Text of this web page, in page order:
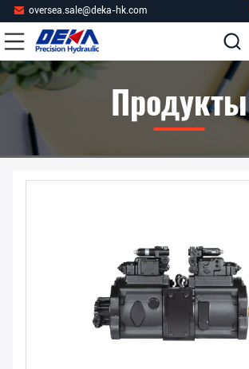
oversea.sale@deka-hk.com
Продукты